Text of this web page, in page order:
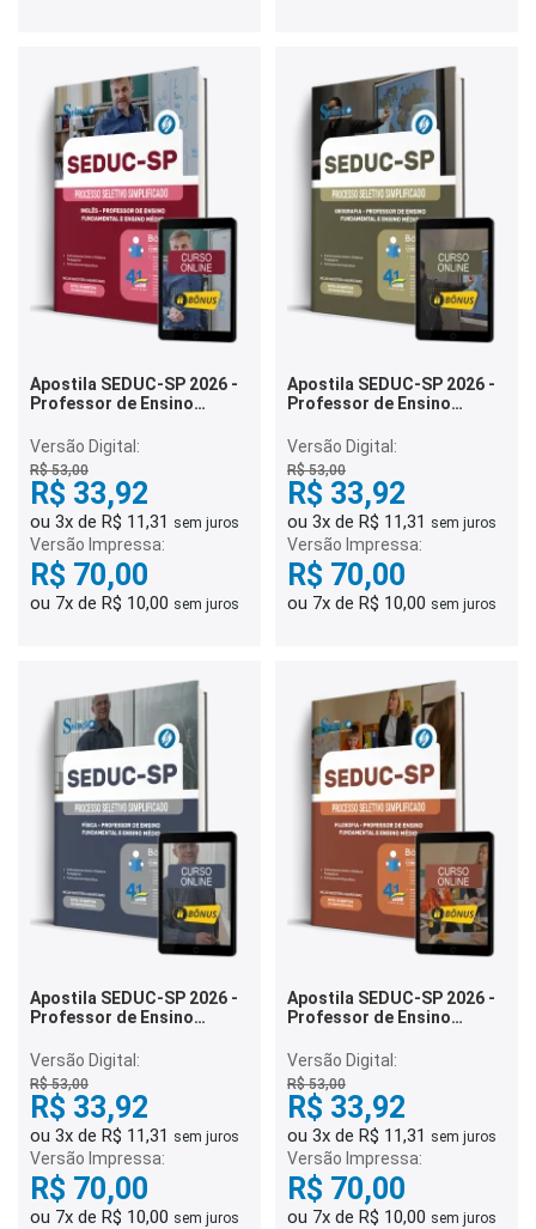
Apostila SEDUC-SP 2026 -
Professor de Ensino
Médio - Inglês
Versão Digital:
R$ 53,00
R$ 33,92
ou 3x de R$ 11,31 sem juros
Versão Impressa:
R$ 70,00
ou 7x de R$ 10,00 sem juros
Apostila SEDUC-SP 2026 -
Professor de Ensino
Médio - Geografia
Versão Digital:
R$ 53,00
R$ 33,92
ou 3x de R$ 11,31 sem juros
Versão Impressa:
R$ 70,00
ou 7x de R$ 10,00 sem juros
Apostila SEDUC-SP 2026 -
Professor de Ensino
Médio - Física
Versão Digital:
R$ 53,00
R$ 33,92
ou 3x de R$ 11,31 sem juros
Versão Impressa:
R$ 70,00
ou 7x de R$ 10,00 sem juros
Apostila SEDUC-SP 2026 -
Professor de Ensino
Médio - Filosofia
Versão Digital:
R$ 53,00
R$ 33,92
ou 3x de R$ 11,31 sem juros
Versão Impressa:
R$ 70,00
ou 7x de R$ 10,00 sem juros